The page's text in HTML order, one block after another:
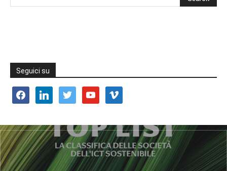
Seguici su
facebooklinkedin twitter youtube vimeo